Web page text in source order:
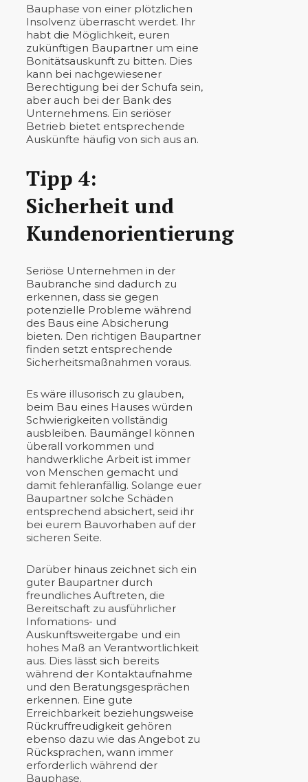
Bauphase von einer plötzlichen
Insolvenz überrascht werdet. Ihr
habt die Möglichkeit, euren
zukünftigen Baupartner um eine
Bonitätsauskunft zu bitten. Dies
kann bei nachgewiesener
Berechtigung bei der Schufa sein,
aber auch bei der Bank des
Unternehmens. Ein seriöser
Betrieb bietet entsprechende
Auskünfte häufig von sich aus an.
Tipp 4:
Sicherheit und
Kundenorientierung
Seriöse Unternehmen in der
Baubranche sind dadurch zu
erkennen, dass sie gegen
potenzielle Probleme während
des Baus eine Absicherung
bieten. Den richtigen Baupartner
finden setzt entsprechende
Sicherheitsmaßnahmen voraus.
Es wäre illusorisch zu glauben,
beim Bau eines Hauses würden
Schwierigkeiten vollständig
ausbleiben. Baumängel können
überall vorkommen und
handwerkliche Arbeit ist immer
von Menschen gemacht und
damit fehleranfällig. Solange euer
Baupartner solche Schäden
entsprechend absichert, seid ihr
bei eurem Bauvorhaben auf der
sicheren Seite.
Darüber hinaus zeichnet sich ein
guter Baupartner durch
freundliches Auftreten, die
Bereitschaft zu ausführlicher
Infomations- und
Auskunftsweitergabe und ein
hohes Maß an Verantwortlichkeit
aus. Dies lässt sich bereits
während der Kontaktaufnahme
und den Beratungsgesprächen
erkennen. Eine gute
Erreichbarkeit beziehungsweise
Rückruffreudigkeit gehören
ebenso dazu wie das Angebot zu
Rücksprachen, wann immer
erforderlich während der
Bauphase.